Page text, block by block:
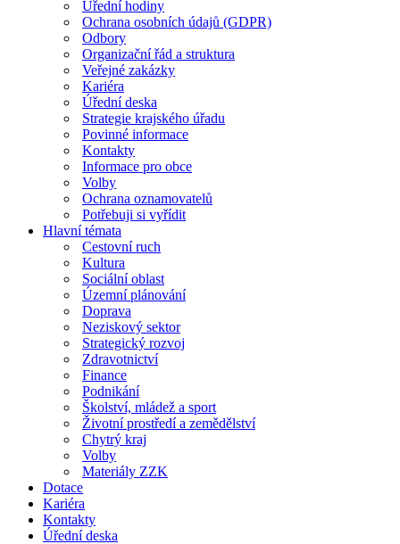
Úřední hodiny
Ochrana osobních údajů (GDPR)
Odbory
Organizační řád a struktura
Veřejné zakázky
Kariéra
Úřední deska
Strategie krajského úřadu
Povinné informace
Kontakty
Informace pro obce
Volby
Ochrana oznamovatelů
Potřebuji si vyřídit
Hlavní témata
Cestovní ruch
Kultura
Sociální oblast
Územní plánování
Doprava
Neziskový sektor
Strategický rozvoj
Zdravotnictví
Finance
Podnikání
Školství, mládež a sport
Životní prostředí a zemědělství
Chytrý kraj
Volby
Materiály ZZK
Dotace
Kariéra
Kontakty
Úřední deska